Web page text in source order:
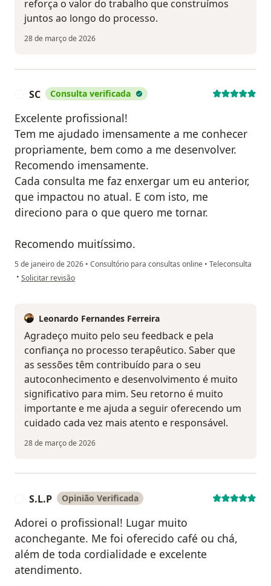
reforça o valor do trabalho que construímos
juntos ao longo do processo.
28 de março de 2026
SC Consulta verificada
Excelente profissional!
Tem me ajudado imensamente a me conhecer
propriamente, bem como a me desenvolver.
Recomendo imensamente.
Cada consulta me faz enxergar um eu anterior,
que impactou no atual. E com isto, me
direciono para o que quero me tornar.
Recomendo muitíssimo.
5 de janeiro de 2026 • Consultório para consultas online • Teleconsulta
• na opinião do utilizador SC
Solicitar revisão
Leonardo Fernandes Ferreira
Agradeço muito pelo seu feedback e pela
confiança no processo terapêutico. Saber que
as sessões têm contribuído para o seu
autoconhecimento e desenvolvimento é muito
significativo para mim. Seu retorno é muito
importante e me ajuda a seguir oferecendo um
cuidado cada vez mais atento e responsável.
28 de março de 2026
S.L.P Opinião Verificada
Adorei o profissional! Lugar muito
aconchegante. Me foi oferecido café ou chá,
além de toda cordialidade e excelente
atendimento.